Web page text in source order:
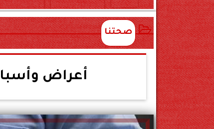
صحتنا
أعراض